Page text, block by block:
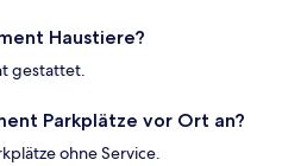
Haustiere?
gestattet.
Parkplätze vor Ort an?
ohne Service.